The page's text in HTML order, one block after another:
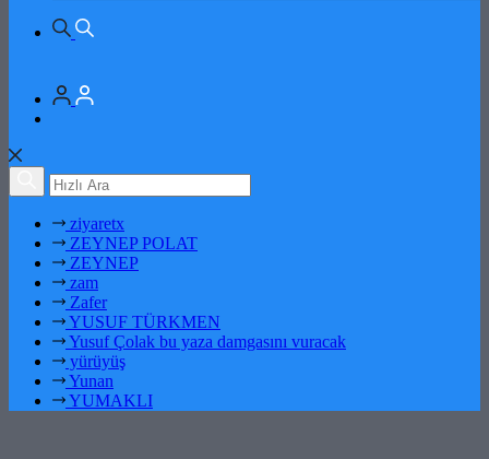
ziyaretx
ZEYNEP POLAT
ZEYNEP
zam
Zafer
YUSUF TÜRKMEN
Yusuf Çolak bu yaza damgasını vuracak
yürüyüş
Yunan
YUMAKLI